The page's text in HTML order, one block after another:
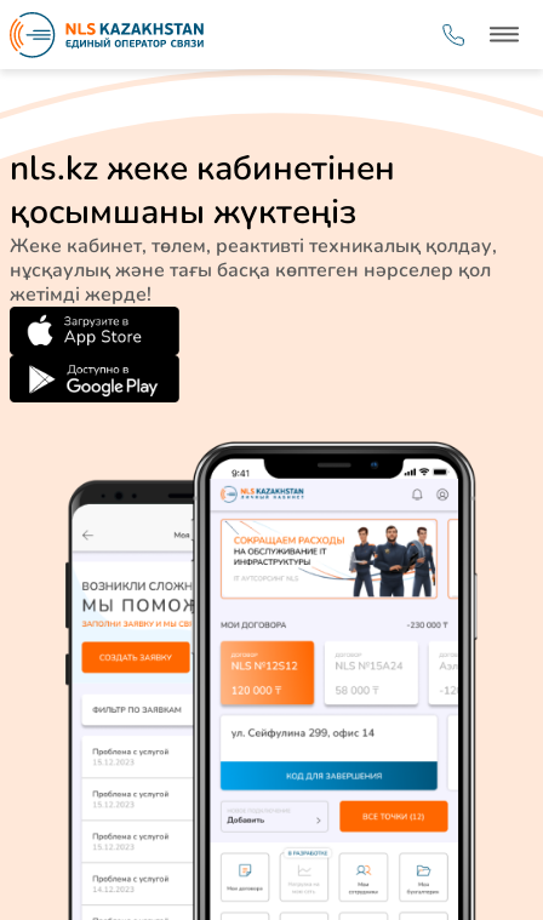
nls.kz жеке кабинетінен
қосымшаны жүктеңіз
Жеке кабинет, төлем, реактивті техникалық қолдау,
нұсқаулық және тағы басқа көптеген нәрселер қол
жетімді жерде!